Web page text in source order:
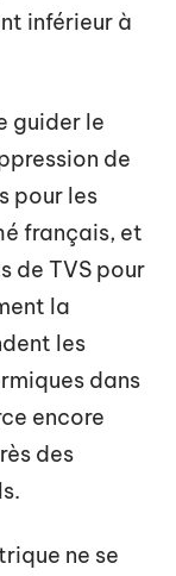
inférieur à
guider le
de
pour les
français, et
de TVS pour
la
les
dans
encore
des
ne se